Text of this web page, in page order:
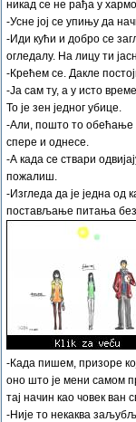
никад се не рађа у
-Усне јој се упињу да
-Иди кући и добро се
огледалу. На лицу ти
-Крећем се. Дакле
-Ја сам ту, а у исто
То је зен једног убице.
-Али, пошто то обећање
спере и однесе.
-А када се ствари
пожалиш.
-Изгледа да је једна од
постављање питања без
-Када пишем, призоре
оно што је мени самом
тај начин као човек ван
-Није то некаква